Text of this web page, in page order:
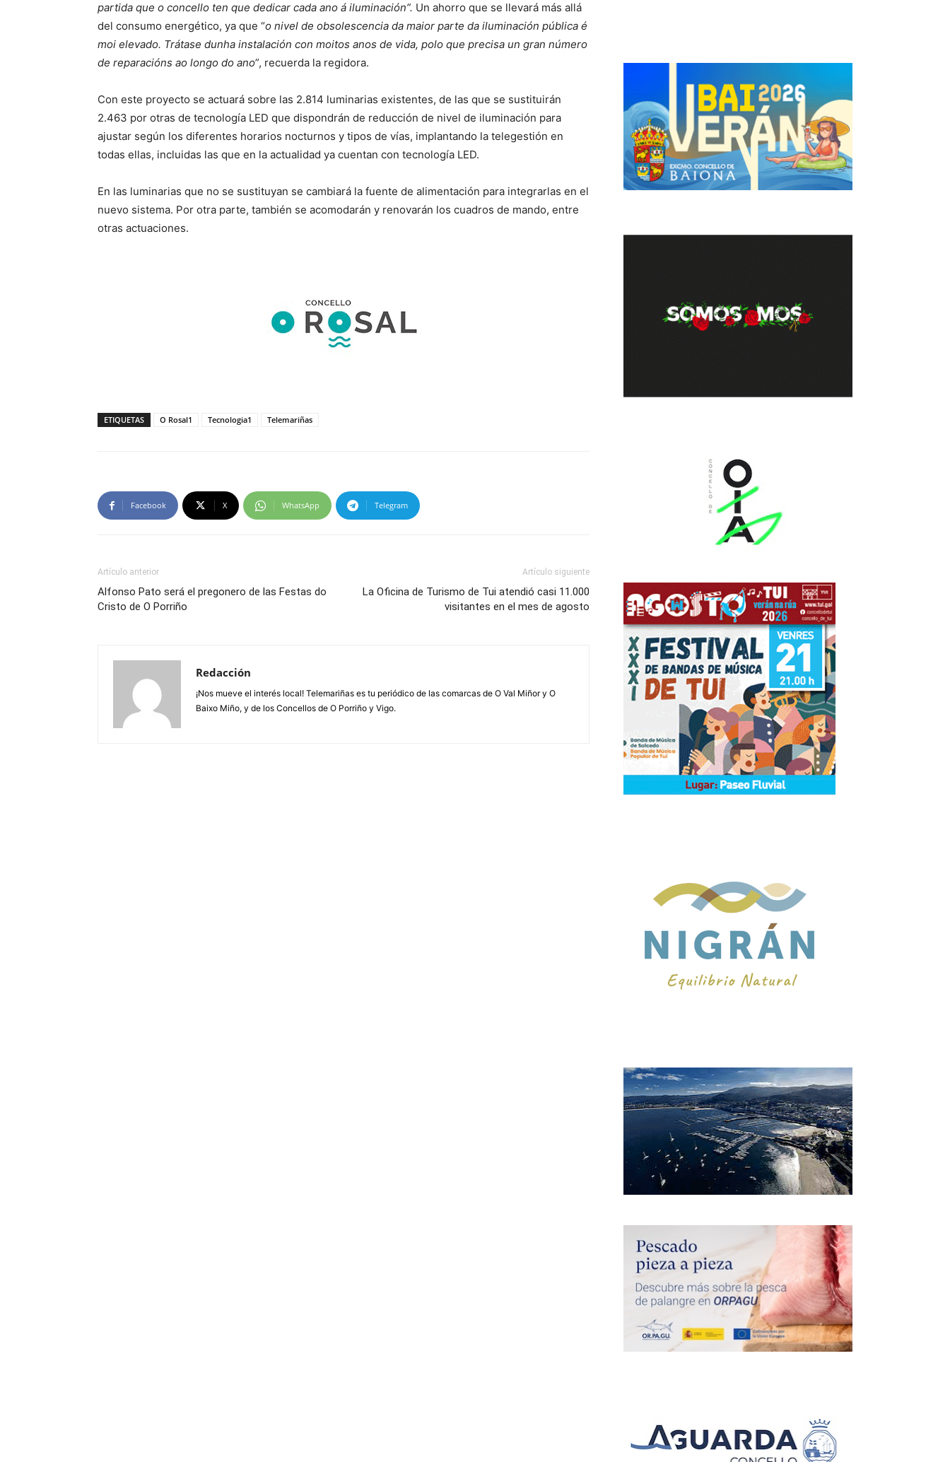
partida que o concello ten que dedicar cada ano á iluminación”. Un ahorro que se llevará más allá
del consumo energético, ya que “o nivel de obsolescencia da maior parte da iluminación pública é
moi elevado. Trátase dunha instalación con moitos anos de vida, polo que precisa un gran número
de reparacións ao longo do ano”, recuerda la regidora.
Con este proyecto se actuará sobre las 2.814 luminarias existentes, de las que se sustituirán
2.463 por otras de tecnología LED que dispondrán de reducción de nivel de iluminación para
ajustar según los diferentes horarios nocturnos y tipos de vías, implantando la telegestión en
todas ellas, incluidas las que en la actualidad ya cuentan con tecnología LED.
En las luminarias que no se sustituyan se cambiará la fuente de alimentación para integrarlas en el
nuevo sistema. Por otra parte, también se acomodarán y renovarán los cuadros de mando, entre
otras actuaciones.
ETIQUETAS O Rosal1 Tecnologia1 Telemariñas
Facebook X WhatsApp Telegram
Artículo anterior
Alfonso Pato será el pregonero de las Festas do
Cristo de O Porriño
Artículo siguiente
La Oficina de Turismo de Tui atendió casi 11.000
visitantes en el mes de agosto
Redacción
¡Nos mueve el interés local! Telemariñas es tu periódico de las comarcas de O Val Miñor y O
Baixo Miño, y de los Concellos de O Porriño y Vigo.